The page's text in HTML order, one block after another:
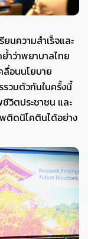
นความสำเร็จและ
ำว่าพยาบาลไทย
ลื่อนนโยบาย
วมตัวกันในครั้งนี้
ตประชาชน และ
ติดนิโคตินได้อย่าง